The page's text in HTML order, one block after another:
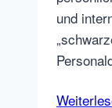
und